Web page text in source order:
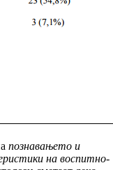
позна­вањето и
на воспитно-